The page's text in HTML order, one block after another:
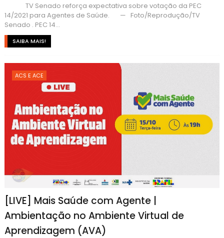
TV Senado reforça expectativa sobre votação da PEC
14/2021 para Agentes de Saúde. — Foto/Reprodução/TV
Senado . PEC 14...
SAIBA MAIS!
ACS E ACE
[LIVE] Mais Saúde com Agente |
Ambientação no Ambiente Virtual de
Aprendizagem (AVA)